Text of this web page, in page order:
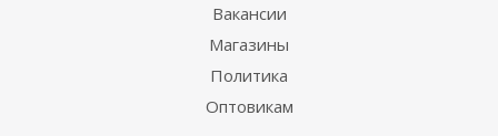
Вакансии
Магазины
Политика
Оптовикам